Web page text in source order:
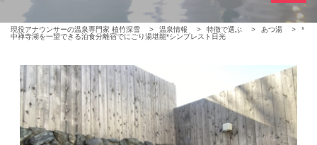
現役アナウンサーの温泉専門家 植竹深雪 > 温泉情報 > 特徴で選ぶ > あつ湯 >
*
中禅寺湖を一望できる泊食分離宿でにごり湯堪能*シンプレスト日光